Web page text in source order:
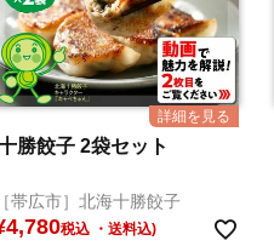
勝餃子 2袋セット
［帯広市］北海十勝餃子
4,780税込